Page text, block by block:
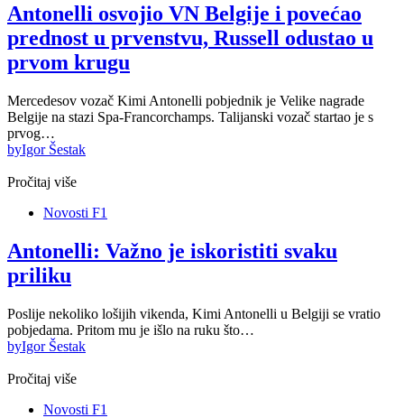
Antonelli osvojio VN Belgije i povećao
prednost u prvenstvu, Russell odustao u
prvom krugu
Mercedesov vozač Kimi Antonelli pobjednik je Velike nagrade
Belgije na stazi Spa-Francorchamps. Talijanski vozač startao je s
prvog…
byIgor Šestak
Pročitaj više
Novosti F1
Antonelli: Važno je iskoristiti svaku
priliku
Poslije nekoliko lošijih vikenda, Kimi Antonelli u Belgiji se vratio
pobjedama. Pritom mu je išlo na ruku što…
byIgor Šestak
Pročitaj više
Novosti F1